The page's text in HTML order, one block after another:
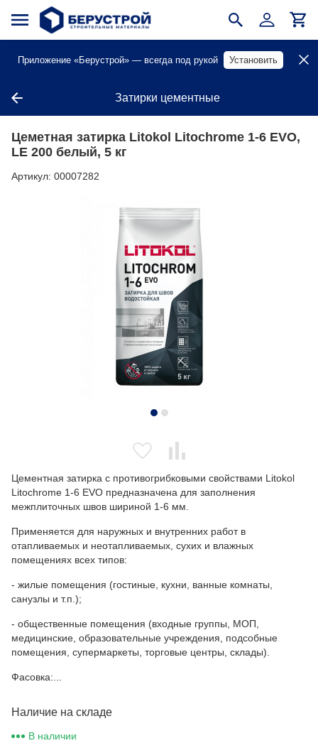
Приложение «Берустрой» — всегда под рукой Установить
Затирки цементные
Цеметная затирка Litokol Litochrome 1-6 EVO,
LE 200 белый, 5 кг
Артикул: 00007282
Цементная затирка с противогрибковыми свойствами Litokol
Litochrome 1-6 EVO предназначена для заполнения
межплиточных швов шириной 1-6 мм.
Применяется для наружных и внутренних работ в
отапливаемых и неотапливаемых, сухих и влажных
помещениях всех типов:
- жилые помещения (гостиные, кухни, ванные комнаты,
санузлы и т.п.);
- общественные помещения (входные группы, МОП,
медицинские, образовательные учреждения, подсобные
помещения, супермаркеты, торговые центры, склады).
Фасовка:...
Наличие на складе
В наличии